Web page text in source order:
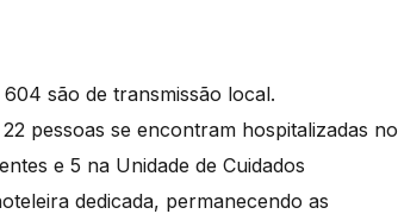
são de transmissão local.
pessoas se encontram hospitalizadas no
e 5 na Unidade de Cuidados
dedicada, permanecendo as